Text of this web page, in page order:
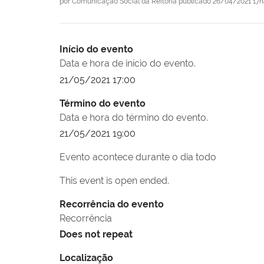
Início do evento
Data e hora de início do evento.
21/05/2021 17:00
Término do evento
Data e hora do término do evento.
21/05/2021 19:00
Evento acontece durante o dia todo
This event is open ended.
Recorrência do evento
Recorrência
Does not repeat
Localização